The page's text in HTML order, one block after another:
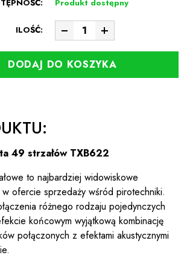
Produkt dostępny
ILOŚĆ:
DODAJ DO KOSZYKA
49 strzałów TXB622
to najbardziej widowiskowe
ofercie sprzedaży wśród pirotechniki.
różnego rodzaju pojedynczych
końcowym wyjątkową kombinację
połączonych z efektami akustycznymi